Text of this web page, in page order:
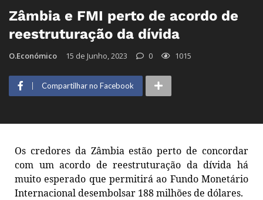
Zâmbia e FMI perto de acordo de
reestruturação da dívida
O.Económico 15 de Junho, 2023 0 1015
Compartilhar no Facebook
Os credores da Zâmbia estão perto de concordar
com um acordo de reestruturação da dívida há
muito esperado que permitirá ao Fundo Monetário
Internacional desembolsar 188 milhões de dólares.